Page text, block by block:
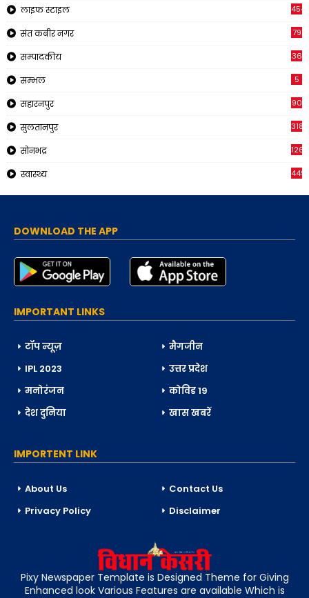
लाइफ स्टाइल 454
संत कबीर नगर 79
सम्पादकीय 36
सम्भल 5
सहारनपुर 90
सुलतानपुर 318
सोनभद्र 1266
स्वास्थ्य 449
DOWNLOAD THE APP
IMPORTANT LINKS
टॉप न्यूज़
मैगजीन
IPL 2023
उत्तर प्रदेश
मनोरंजन
कोविड 19
देश दुनिया
खास खबरें
IMPORTENT LINK
About Us
Contact Us
Privacy Policy
Disclaimer
Pixy Newspaper Template is Designed Theme for Giving
Enhanced look Various Features are available Which is